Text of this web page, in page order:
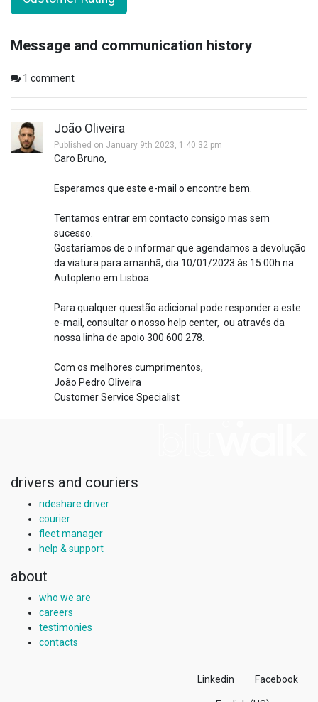
Message and communication history
1 comment
João Oliveira
Published on January 9th 2023, 1:40:32 pm
Caro Bruno,
Esperamos que este e-mail o encontre bem.
Tentamos entrar em contacto consigo mas sem
sucesso.
Gostaríamos de o informar que agendamos a devolução
da viatura para amanhã, dia 10/01/2023 às 15:00h na
Autopleno em Lisboa.
Para qualquer questão adicional pode responder a este
e-mail, consultar o nosso help center, ou através da
nossa linha de apoio 300 600 278.
Com os melhores cumprimentos,
João Pedro Oliveira
Customer Service Specialist
drivers and couriers
rideshare driver
courier
fleet manager
help & support
about
who we are
careers
testimonies
contacts
Linkedin Facebook